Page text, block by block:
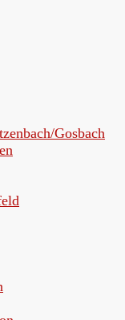
Gosbach